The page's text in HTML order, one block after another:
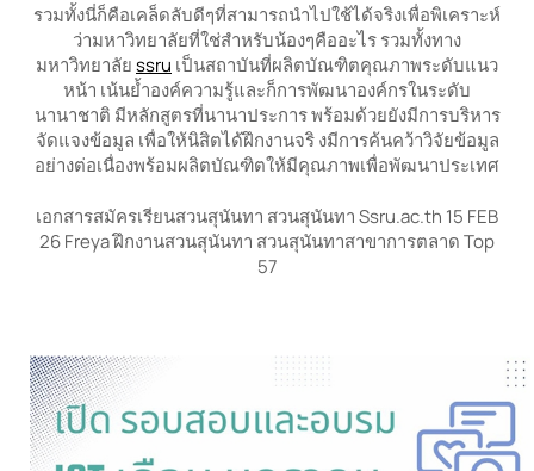
รวมทั้งนี่ก็คือเคล็ดลับดีๆที่สามารถนำไปใช้ได้จริงเพื่อพิเคราะห์
ว่ามหาวิทยาลัยที่ใช่สำหรับน้องๆคืออะไร รวมทั้งทาง
มหาวิทยาลัยssru เป็นสถาบันที่ผลิตบัณฑิตคุณภาพระดับแนว
หน้า เน้นย้ำองค์ความรู้และก็การพัฒนาองค์กรในระดับ
นานาชาติ มีหลักสูตรที่นานาประการ พร้อมด้วยยังมีการบริหาร
จัดแจงข้อมูล เพื่อให้นิสิตได้ฝึกงานจริ งมีการค้นคว้าวิจัยข้อมูล
อย่างต่อเนื่องพร้อมผลิตบัณฑิตให้มีคุณภาพเพื่อพัฒนาประเทศ
เอกสารสมัครเรียนสวนสุนันทา สวนสุนันทา Ssru.ac.th 15 FEB
26 Freya ฝึกงานสวนสุนันทา สวนสุนันทาสาขาการตลาด Top
57